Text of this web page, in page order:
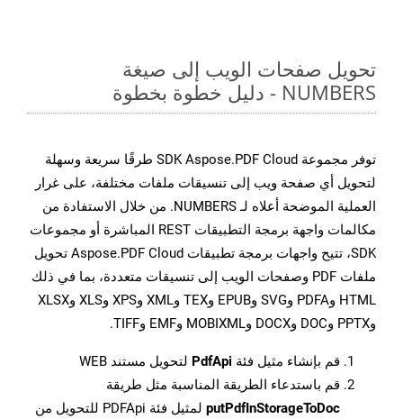
تحويل صفحات الويب إلى صيغة
NUMBERS - دليل خطوة بخطوة
توفر مجموعة SDK Aspose.PDF Cloud طرقًا سريعة وسهلة
لتحويل أي صفحة ويب إلى تنسيقات ملفات مختلفة، على غرار
العملية الموضحة أعلاه لـ NUMBERS. من خلال الاستفادة من
مكالمات واجهة برمجة التطبيقات REST المباشرة أو مجموعات
SDK، تتيح واجهات برمجة تطبيقات Aspose.PDF Cloud تحويل
ملفات PDF وصفحات الويب إلى تنسيقات متعددة، بما في ذلك
HTML وPDFA وSVG وEPUB وTEX وXML وXPS وXLS وXLSX
وPPTX وDOC وDOCX وMOBIXML وEMF وTIFF.
قم بإنشاء مثيل فئة PdfApi لتحويل مستند WEB
قم باستدعاء الطريقة المناسبة مثل طريقة
putPdfInStorageToDoc
لمثيل فئة PDFApi للتحويل من